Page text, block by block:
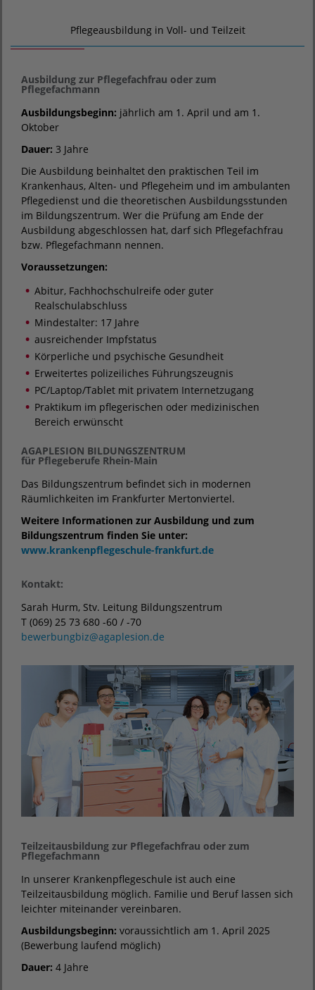
Pflegeausbildung in Voll- und Teilzeit
Ausbildung zur Pflegefachfrau oder zum
Pflegefachmann
Ausbildungsbeginn: jährlich am 1. April und am 1.
Oktober
Dauer: 3 Jahre
Die Ausbildung beinhaltet den praktischen Teil im
Krankenhaus, Alten- und Pflegeheim und im ambulanten
Pflegedienst und die theoretischen Ausbildungsstunden
im Bildungszentrum. Wer die Prüfung am Ende der
Ausbildung abgeschlossen hat, darf sich Pflegefachfrau
bzw. Pflegefachmann nennen.
Voraussetzungen:
Abitur, Fachhochschulreife oder guter
Realschulabschluss
Mindestalter: 17 Jahre
ausreichender Impfstatus
Körperliche und psychische Gesundheit
Erweitertes polizeiliches Führungszeugnis
PC/Laptop/Tablet mit privatem Internetzugang
Praktikum im pflegerischen oder medizinischen
Bereich erwünscht
AGAPLESION BILDUNGSZENTRUM
für Pflegeberufe Rhein-Main
Das Bildungszentrum befindet sich in modernen
Räumlichkeiten im Frankfurter Mertonviertel.
Weitere Informationen zur Ausbildung und zum
Bildungszentrum finden Sie unter:
www.krankenpflegeschule-frankfurt.de
Kontakt:
Sarah Hurm, Stv. Leitung Bildungszentrum
T (069) 25 73 680 -60 / -70
bewerbungbiz@agaplesion.de
Teilzeitausbildung zur Pflegefachfrau oder zum
Pflegefachmann
In unserer Krankenpflegeschule ist auch eine
Teilzeitausbildung möglich. Familie und Beruf lassen sich
leichter miteinander vereinbaren.
Ausbildungsbeginn: voraussichtlich am 1. April 2025
(Bewerbung laufend möglich)
Dauer: 4 Jahre